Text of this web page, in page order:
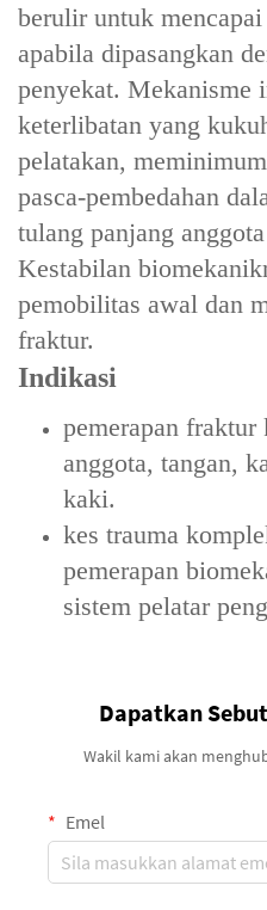
berulir untuk
apabila dipasangkan
penyekat. Mekanisme
keterlibatan yang
pelatakan,
pasca-pembedahan
tulang panjang
Kestabilan
pemobilitas awal dan
fraktur.
Indikasi
pemerapan
anggota, tangan,
kaki.
kes trauma
pemerapan
sistem pelatar
Dapatkan
Wakil kami akan
Emel